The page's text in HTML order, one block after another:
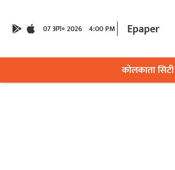
07 अग॰ 2026 4:00 PM Epaper
कोलकाता सिटी